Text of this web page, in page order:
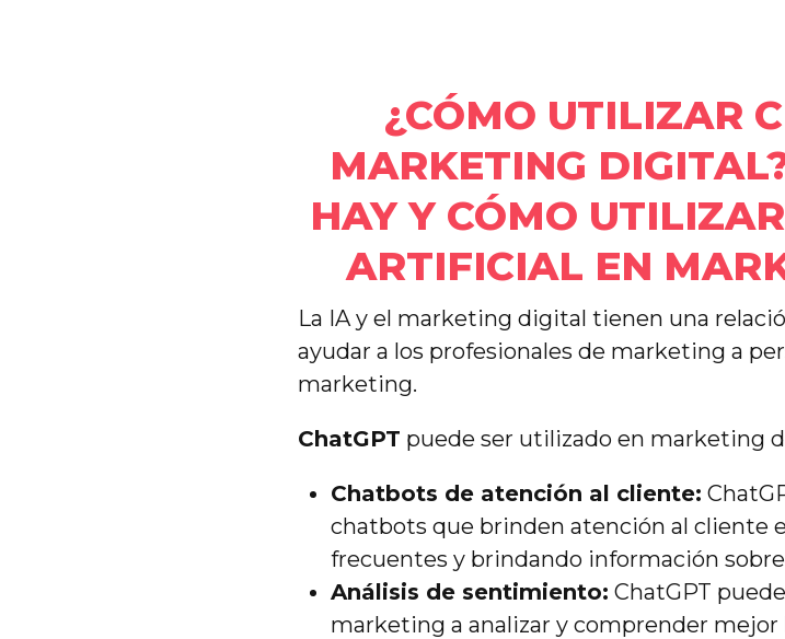
¿CÓMO UTILIZAR
MARKETING
HAY Y CÓMO
ARTIFICIAL EN
La IA y el marketing digital tienen una
ayudar a los profesionales de marketing a
marketing.
ChatGPT puede ser utilizado en marketing
Chatbots de atención al cliente:
chatbots que brinden atención al cliente
frecuentes y brindando información
Análisis de sentimiento: ChatGPT
marketing a analizar y comprender